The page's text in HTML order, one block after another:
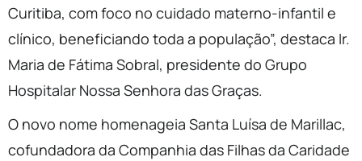
Curitiba, com foco no cuidado materno-infantil e
clínico, beneficiando toda a população”, destaca Ir.
Maria de Fátima Sobral, presidente do Grupo
Hospitalar Nossa Senhora das Graças.
O novo nome homenageia Santa Luísa de Marillac,
cofundadora da Companhia das Filhas da Caridade